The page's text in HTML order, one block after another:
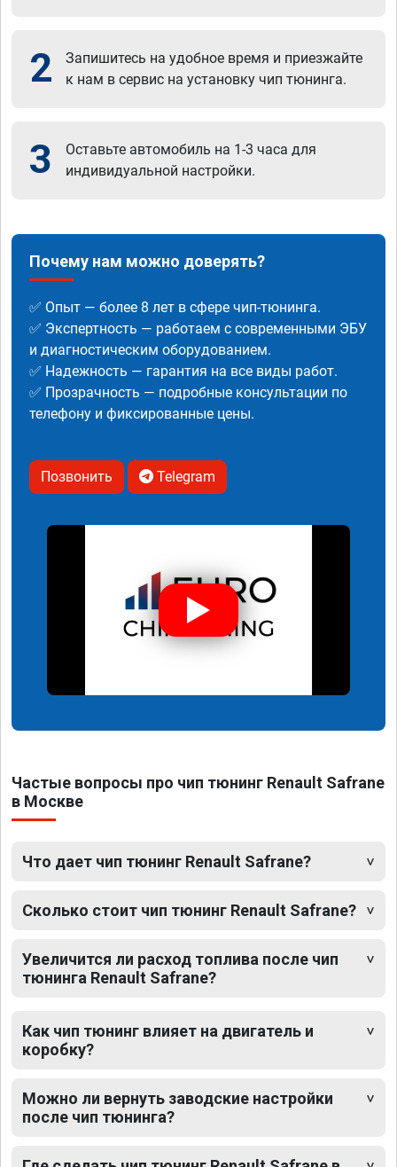
2
Запишитесь на удобное время и приезжайте
к нам в сервис на установку чип тюнинга.
3
Оставьте автомобиль на 1-3 часа для
индивидуальной настройки.
Почему нам можно доверять?
✅ Опыт — более 8 лет в сфере чип-тюнинга.
✅ Экспертность — работаем с современными ЭБУ
и диагностическим оборудованием.
✅ Надежность — гарантия на все виды работ.
✅ Прозрачность — подробные консультации по
телефону и фиксированные цены.
Позвонить Telegram
Частые вопросы про чип тюнинг Renault Safrane
в Москве
Что дает чип тюнинг Renault Safrane?
Сколько стоит чип тюнинг Renault Safrane?
Увеличится ли расход топлива после чип
тюнинга Renault Safrane?
Как чип тюнинг влияет на двигатель и
коробку?
Можно ли вернуть заводские настройки
после чип тюнинга?